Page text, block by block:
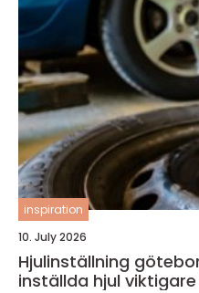
inspiration
10. July 2026
Hjulinställning göteborg därför är
inställda hjul